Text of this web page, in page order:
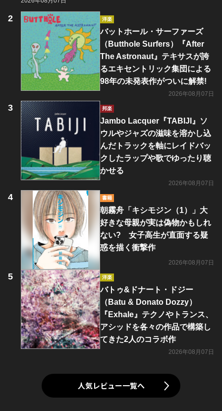
洋楽
バットホール・サーファーズ
（Butthole Surfers）『After
The Astronaut』テキサスが誇
るエキセントリック集団による
98年の未発表作がついに解禁!
2026年08月07日
邦楽
Jambo Lacquer『TABIJI』ソ
ウルやジャズの滋味を溶かし込
んだトラックを軸にレイドバッ
クしたラップや歌でゆったり聴
かせる
2026年08月07日
書籍
朝霧舟「キシモジン（1）」大
好きな母親が実は偽物かもしれ
ない? 女子高生が直面する疑
惑を描く衝撃作
2026年08月07日
洋楽
バトゥ&ドナート・ドジー
（Batu & Donato Dozzy）
『Exhale』テクノやトランス、
アシッドを各々の作品で構築し
てきた2人のコラボ作
2026年08月07日
人気レビュー一覧へ